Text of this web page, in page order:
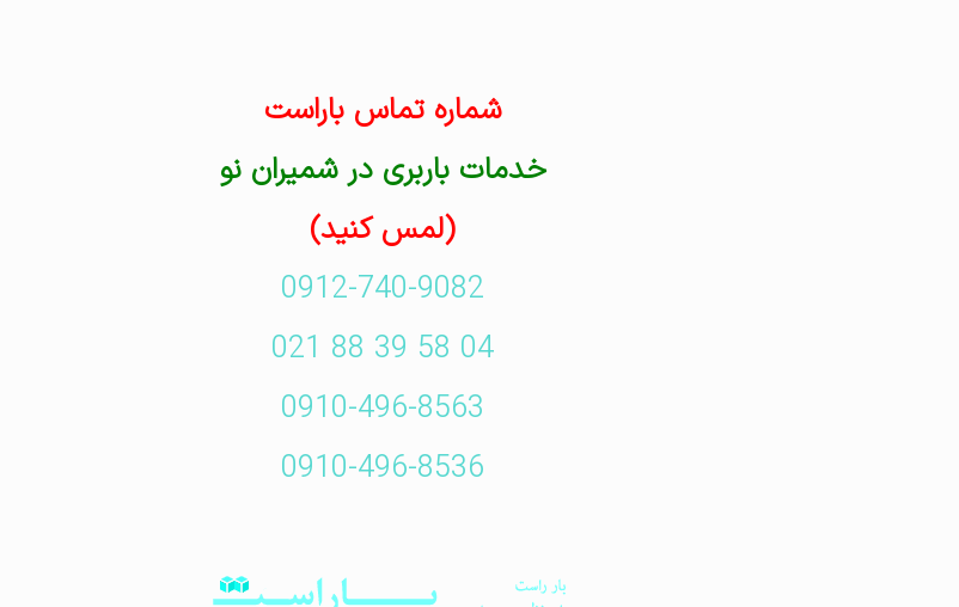
شماره تماس باراست
خدمات باربری در شمیران نو
(لمس کنید)
0912-740-9082
04 58 39 88 021
0910-496-8563
0910-496-8536